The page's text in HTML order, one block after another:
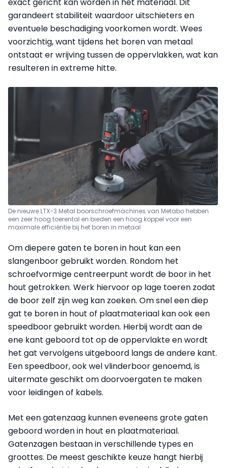
exact gericht kan worden in het materiaal. Dit
garandeert stabiliteit waardoor uitschieters en
eventuele beschadiging voorkomen wordt. Wees
voorzichtig, want tijdens het boren van metaal
ontstaat er wrijving tussen de oppervlakken, wat kan
resulteren in extreme hitte.
De nieuwe LTX-3 Metal boorschroefmachines van Metabo hebben
een zeer hoog toerental en bieden een hoog koppel voor een
maximale efficiëntie bij het boren in metaal
Om diepere gaten te boren in hout kan een
slangenboor gebruikt worden. Rondom het
schroefvormige centreerpunt wordt de boor in het
hout getrokken. Werk hiervoor op lage toeren zodat
de boor zelf zijn weg kan zoeken. Om snel een diep
gat te boren in hout of plaatmateriaal kan ook een
speedboor gebruikt worden. Hierbij wordt aan de
ene kant geboord tot op de oppervlakte en wordt
het gat vervolgens uitgeboord langs de andere kant.
Een speedboor, ook wel vlinderboor genoemd, is
uitermate geschikt om doorvoergaten te maken
voor leidingen of kabels.
Met een gatenzaag kunnen eveneens grote gaten
geboord worden in hout en plaatmateriaal.
Gatenzagen bestaan in verschillende types en
groottes. De meest geschikte keuze hangt hierbij